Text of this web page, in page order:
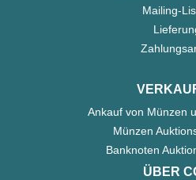
Mailing-
Ankauf von Münzen
Münzen
Banknoten
ÜBER